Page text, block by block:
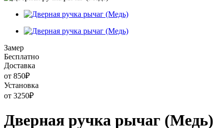
Замер
Бесплатно
Доставка
от 850₽
Установка
от 3250₽
Дверная ручка рычаг (Медь)